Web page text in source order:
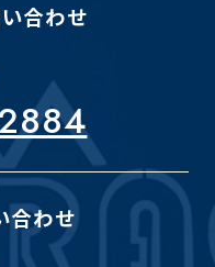
合わせ
合わせ